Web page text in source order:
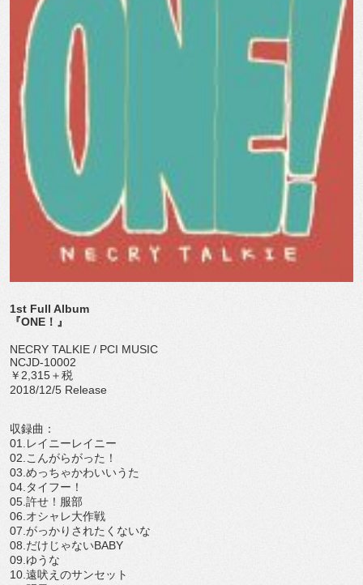
1st Full Album
『ONE！』
NECRY TALKIE / PCI MUSIC
NCJD-10002
￥2,315＋税
2018/12/5 Release
収録曲：
01.レイニーレイニー
02.こんがらがった！
03.めっちゃかわいいうた
04.タイフー！
05.許せ！服部
06.オシャレ大作戦
07.がっかりされたくないな
08.だけじゃないBABY
09.ゆうな
10.遠吠えのサンセット